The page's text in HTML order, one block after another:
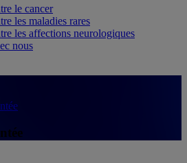
le cancer
les maladies rares
les affections neurologiques
nous